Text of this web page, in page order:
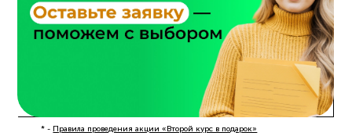
* - Правила проведения акции «Второй курс в подарок»